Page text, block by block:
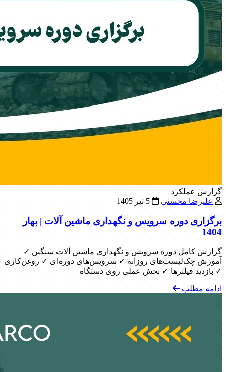
گزارش عملکرد
علیرضا محسنی
5 تیر 1405
برگزاری دوره سرویس و نگهداری ماشین آلات | بهار
1404
گزارش کامل دوره سرویس و نگهداری ماشین آلات سنگین ✓
آموزش چک‌لیست‌های روزانه ✓ سرویس‌های دوره‌ای ✓ روغن‌کاری
✓ بازدید فیلترها ✓ بخش عملی روی دستگاه
ادامه مطلب